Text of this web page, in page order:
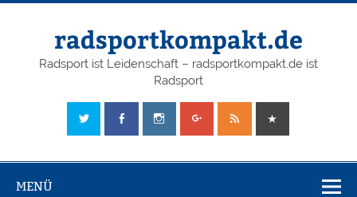
radsportkompakt.de
Radsport ist Leidenschaft – radsportkompakt.de ist
Radsport
MENÜ